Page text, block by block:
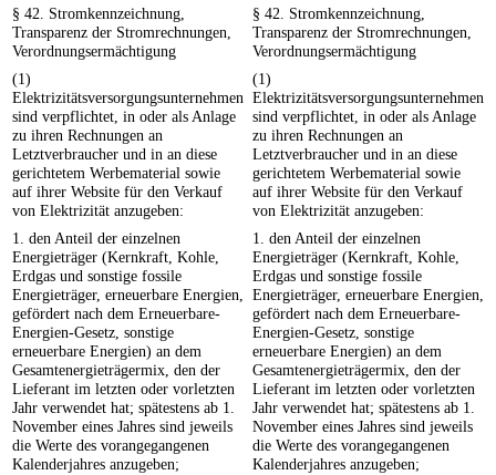
§ 42. Stromkennzeichnung,
Transparenz der Stromrechnungen,
Verordnungsermächtigung
§ 42. Stromkennzeichnung,
Transparenz der Stromrechnungen,
Verordnungsermächtigung
(1)
Elektrizitätsversorgungsunternehmen
sind verpflichtet, in oder als Anlage
zu ihren Rechnungen an
Letztverbraucher und in an diese
gerichtetem Werbematerial sowie
auf ihrer Website für den Verkauf
von Elektrizität anzugeben:
(1)
Elektrizitätsversorgungsunternehmen
sind verpflichtet, in oder als Anlage
zu ihren Rechnungen an
Letztverbraucher und in an diese
gerichtetem Werbematerial sowie
auf ihrer Website für den Verkauf
von Elektrizität anzugeben:
1. den Anteil der einzelnen
Energieträger (Kernkraft, Kohle,
Erdgas und sonstige fossile
Energieträger, erneuerbare Energien,
gefördert nach dem Erneuerbare-
Energien-Gesetz, sonstige
erneuerbare Energien) an dem
Gesamtenergieträgermix, den der
Lieferant im letzten oder vorletzten
Jahr verwendet hat; spätestens ab 1.
November eines Jahres sind jeweils
die Werte des vorangegangenen
Kalenderjahres anzugeben;
1. den Anteil der einzelnen
Energieträger (Kernkraft, Kohle,
Erdgas und sonstige fossile
Energieträger, erneuerbare Energien,
gefördert nach dem Erneuerbare-
Energien-Gesetz, sonstige
erneuerbare Energien) an dem
Gesamtenergieträgermix, den der
Lieferant im letzten oder vorletzten
Jahr verwendet hat; spätestens ab 1.
November eines Jahres sind jeweils
die Werte des vorangegangenen
Kalenderjahres anzugeben;